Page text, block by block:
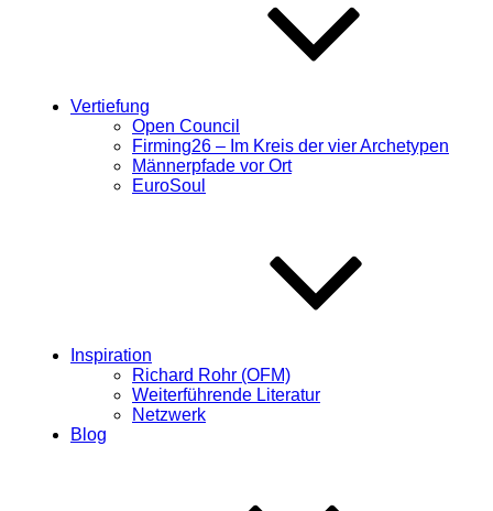
Vertiefung
Open Council
Firming26 – Im Kreis der vier Archetypen
Männerpfade vor Ort
EuroSoul
Inspiration
Richard Rohr (OFM)
Weiterführende Literatur
Netzwerk
Blog